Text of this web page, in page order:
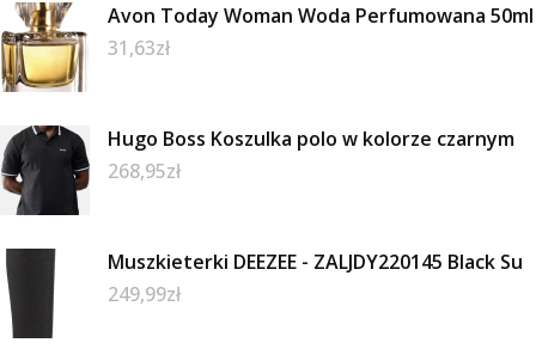
Avon Today Woman Woda Perfumowana 50ml
31,63zł
Hugo Boss Koszulka polo w kolorze czarnym
268,95zł
Muszkieterki DEEZEE - ZALJDY220145 Black Su
249,99zł